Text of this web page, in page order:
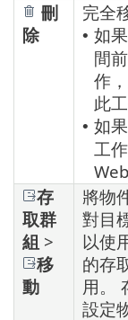
刪
除
完全
• 如
間
作
此工
• 如
工
存
取群
組 >
移
動
將物
對目
以使
的存
用。
設定